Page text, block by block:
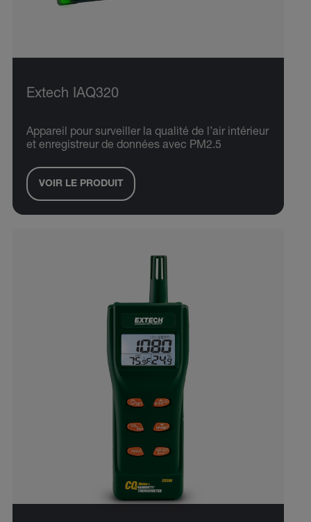
Extech IAQ320
Appareil pour surveiller la qualité de l’air intérieur
et enregistreur de données avec PM2.5
VOIR LE PRODUIT